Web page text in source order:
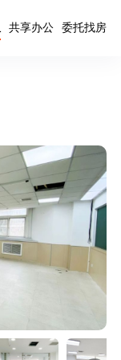
共享办公 委托找房